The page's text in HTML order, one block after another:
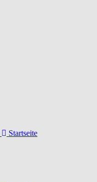
Startseite